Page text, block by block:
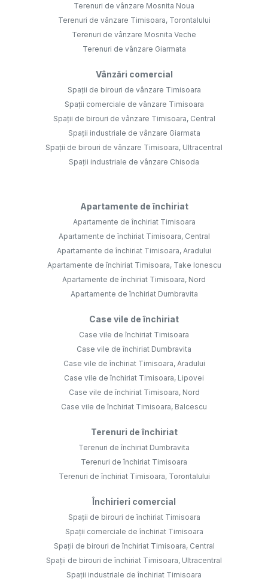
Terenuri de vânzare Mosnita Noua
Terenuri de vânzare Timisoara, Torontalului
Terenuri de vânzare Mosnita Veche
Terenuri de vânzare Giarmata
Vânzări comercial
Spații de birouri de vânzare Timisoara
Spații comerciale de vânzare Timisoara
Spații de birouri de vânzare Timisoara, Central
Spații industriale de vânzare Giarmata
Spații de birouri de vânzare Timisoara, Ultracentral
Spații industriale de vânzare Chisoda
Apartamente de închiriat
Apartamente de închiriat Timisoara
Apartamente de închiriat Timisoara, Central
Apartamente de închiriat Timisoara, Aradului
Apartamente de închiriat Timisoara, Take Ionescu
Apartamente de închiriat Timisoara, Nord
Apartamente de închiriat Dumbravita
Case vile de închiriat
Case vile de închiriat Timisoara
Case vile de închiriat Dumbravita
Case vile de închiriat Timisoara, Aradului
Case vile de închiriat Timisoara, Lipovei
Case vile de închiriat Timisoara, Nord
Case vile de închiriat Timisoara, Balcescu
Terenuri de închiriat
Terenuri de închiriat Dumbravita
Terenuri de închiriat Timisoara
Terenuri de închiriat Timisoara, Torontalului
Închirieri comercial
Spații de birouri de închiriat Timisoara
Spații comerciale de închiriat Timisoara
Spații de birouri de închiriat Timisoara, Central
Spații de birouri de închiriat Timisoara, Ultracentral
Spații industriale de închiriat Timisoara